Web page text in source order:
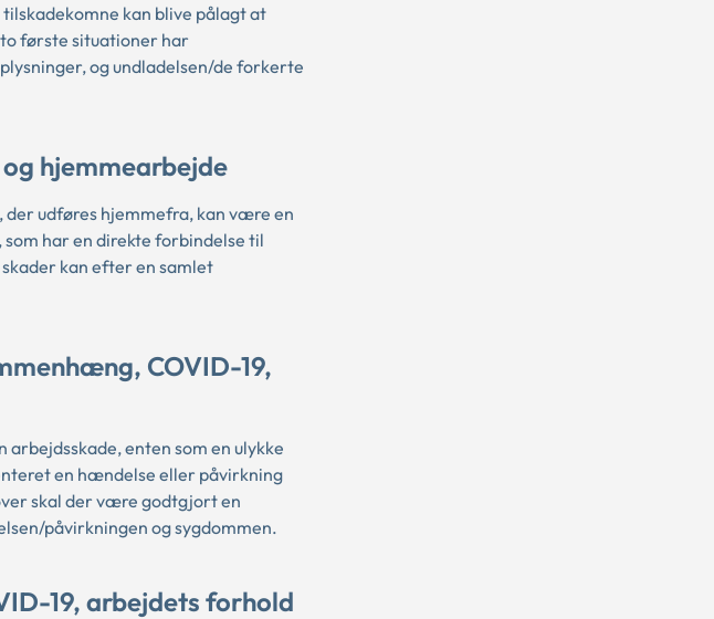
kan blive pålagt at
første situationer har
og undladelsen/de forkerte
hjemmearbejde
udføres hjemmefra, kan være en
har en direkte forbindelse til
kan efter en samlet
COVID-19,
enten som en ulykke
en hændelse eller påvirkning
skal der være godtgjort en
påvirkningen og sygdommen.
19, arbejdets forhold